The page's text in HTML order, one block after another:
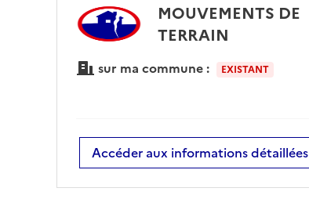
MOUVEMENTS DE
TERRAIN
sur ma commune : EXISTANT
Accéder aux informations détaillées